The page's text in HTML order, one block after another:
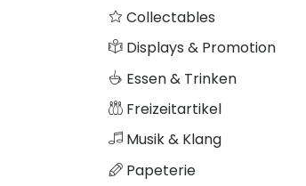
Collectables
Displays & Promotion
Essen & Trinken
Freizeitartikel
Musik & Klang
Papeterie